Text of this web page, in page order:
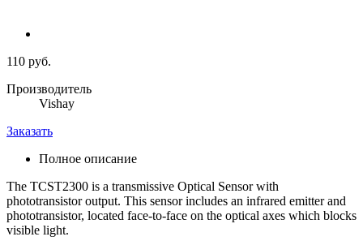
110 руб.
Производитель
Vishay
Заказать
Полное описание
The TCST2300 is a transmissive Optical Sensor with
phototransistor output. This sensor includes an infrared emitter and
phototransistor, located face-to-face on the optical axes which blocks
visible light.